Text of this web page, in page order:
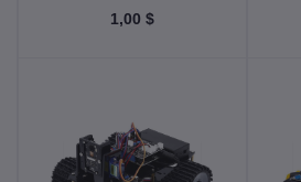
$ 1,00